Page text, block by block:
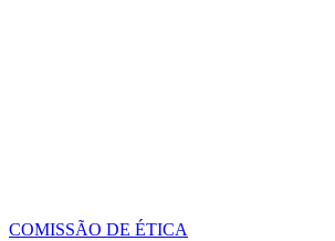
COMISSÃO DE ÉTICA